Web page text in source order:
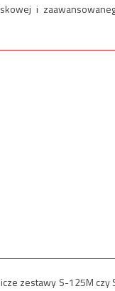
i
zestawy S-125M czy